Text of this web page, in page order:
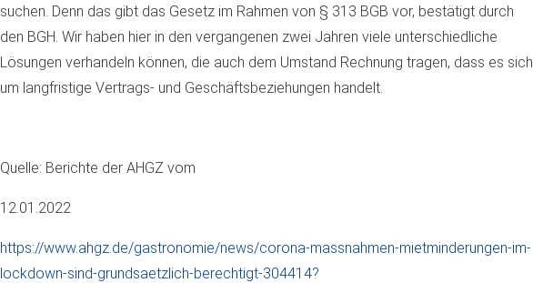
suchen. Denn das gibt das Gesetz im Rahmen von § 313 BGB vor, bestätigt durch
den BGH. Wir haben hier in den vergangenen zwei Jahren viele unterschiedliche
Lösungen verhandeln können, die auch dem Umstand Rechnung tragen, dass es sich
um langfristige Vertrags- und Geschäftsbeziehungen handelt.
Quelle: Berichte der AHGZ vom
12.01.2022
https://www.ahgz.de/gastronomie/news/corona-massnahmen-mietminderungen-im-
lockdown-sind-grundsaetzlich-berechtigt-304414?